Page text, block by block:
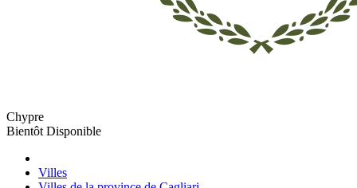
Chypre
Bientôt Disponible
Villes